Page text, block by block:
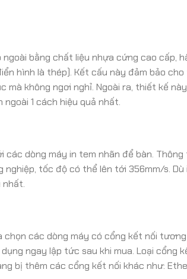
bằng chất liệu nhựa cứng cao cấp,
hình là thép). Kết cấu này đảm bảo
không ngơi nghỉ. Ngoài ra, thiết kế
1 cách hiệu quả nhất.
dòng máy in tem nhãn để bàn.
tốc độ có thể lên tới 356mm/s.
nhất.
chọn các dòng máy có cổng kết nối
ngay lập tức sau khi mua. Loại cổng
bị thêm các cổng kết nối khác như: